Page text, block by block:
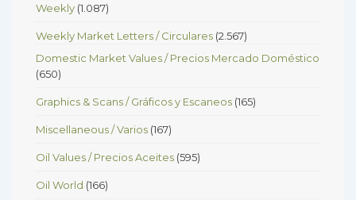
Weekly (1.087)
Weekly Market Letters / Circulares (2.567)
Domestic Market Values / Precios Mercado Doméstico
(650)
Graphics & Scans / Gráficos y Escaneos (165)
Miscellaneous / Varios (167)
Oil Values / Precios Aceites (595)
Oil World (166)